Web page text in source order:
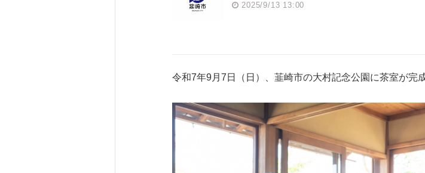
2025/9/13 13:00
令和7年9月7日（日）、韮崎市の大村記念公園に茶室が完